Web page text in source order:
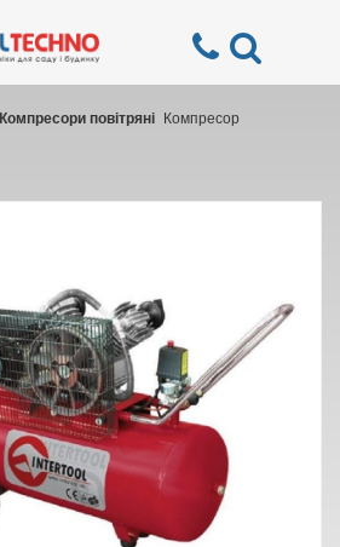
Компресори повітряні
Компресор